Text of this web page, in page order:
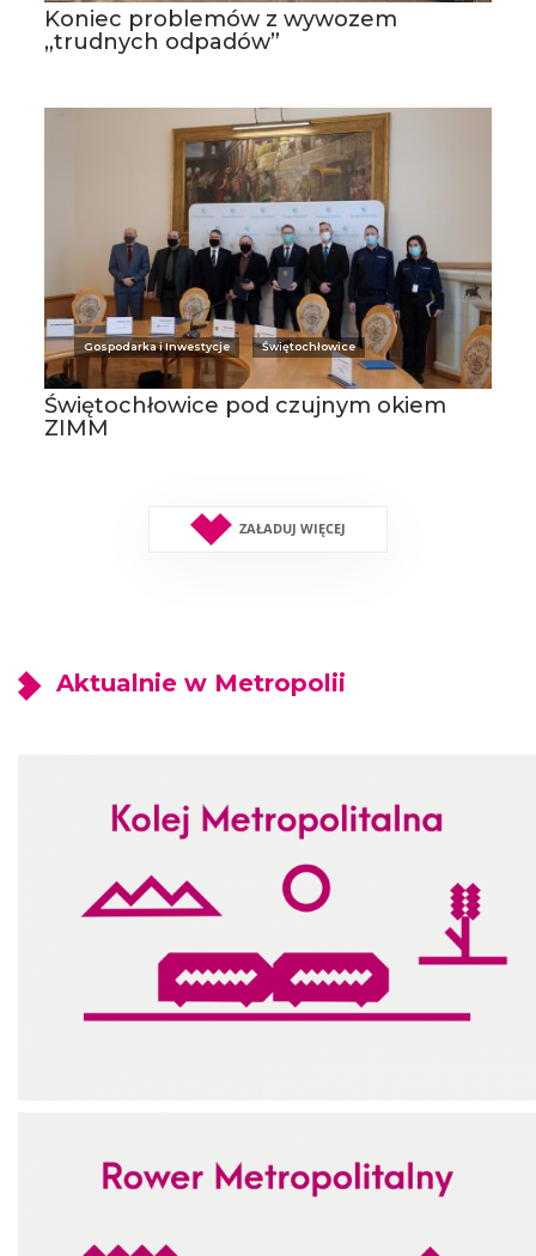
Koniec problemów z wywozem
„trudnych odpadów”
Gospodarka i Inwestycje Świętochłowice
Świętochłowice pod czujnym okiem
ZIMM
ZAŁADUJ WIĘCEJ
Aktualnie w Metropolii